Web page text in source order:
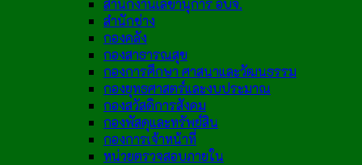
สำนักงานเลขานุการ อบจ.
สำนักช่าง
กองคลัง
กองสาธารณสุข
กองการศึกษา ศาสนาและวัฒนธรรม
กองยุทธศาสตร์และงบประมาณ
กองสวัสดิการสังคม
กองพัสดุและทรัพย์สิน
กองการเจ้าหน้าที่
หน่วยตรวจสอบภายใน